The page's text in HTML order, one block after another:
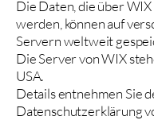
Die Daten, die über
werden, können auf
Servern weltweit
Die Server von WIX
USA.
Details entnehmen Sie
Datenschutzerklärung